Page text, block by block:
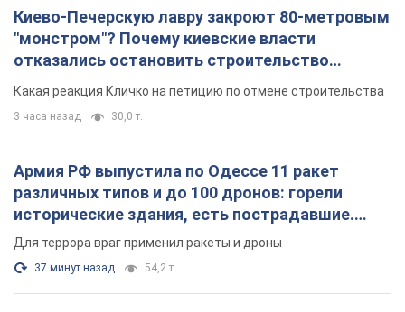
Киево-Печерскую лавру закроют 80-метровым
"монстром"? Почему киевские власти
отказались остановить строительство
небоскреба "московского верующего"
Какая реакция Кличко на петицию по отмене строительства
3 часа назад 30,0 т.
Армия РФ выпустила по Одессе 11 ракет
различных типов и до 100 дронов: горели
исторические здания, есть пострадавшие.
Фото и видео
Для террора враг применил ракеты и дроны
37 минут назад 54,2 т.